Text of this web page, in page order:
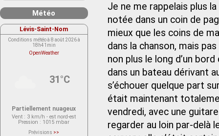
Je ne me rappelais plus la
notée dans un coin de
mieux que les coins de
dans la chanson, mais
non plus le long d’un
dans un bateau dérivant
s’échouer quelque part
était maintenant
vendredi, avec une
regarder au loin par‑delà
Météo
Lévis-Saint-Nom
Conditions météo à 8 août 2026 à
18h41min
OpenWeather
31°C
Partiellement nuageux
Vent : 3 km/h - est nord-est
Pression : 1015 mbar
Prévisions >>